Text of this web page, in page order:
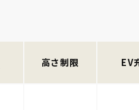
高さ制限 EV